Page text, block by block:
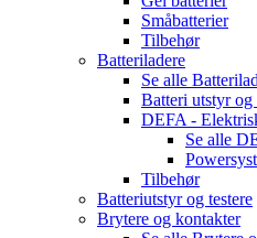
Småbatterier
Tilbehør
Batteriladere
Se alle
Batteri utstyr og
DEFA -
Se alle
Tilbehør
Batteriutstyr og testere
Brytere og kontakter